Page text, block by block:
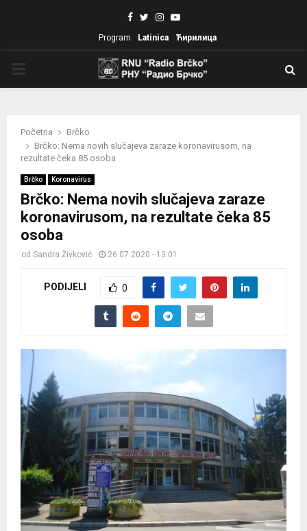
Facebook
TwitterInstagram
Youtube
Program Latinica Ћирилица
Početna
Brčko
Brčko: Nema novih slučajeva zaraze koronavirusom, na
rezultate čeka 85 osoba
Brčko Koronavirus
Brčko: Nema novih slučajeva zaraze
koronavirusom, na rezultate čeka 85
osoba
od Sandra Živković 26.07.2020 - 13:01
PODIJELI 0